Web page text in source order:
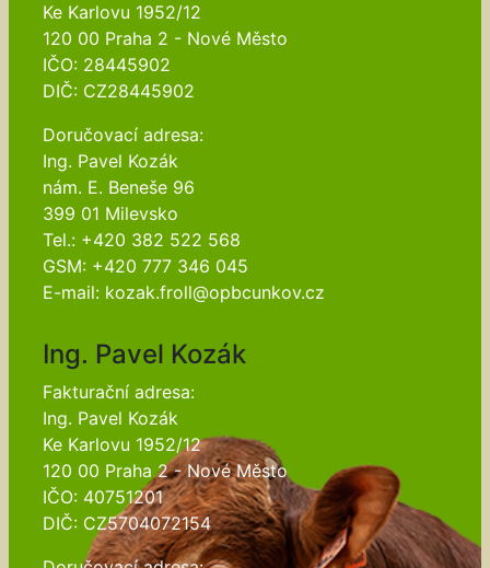
Ke Karlovu 1952/12
120 00 Praha 2 - Nové Město
IČO: 28445902
DIČ: CZ28445902
Doručovací adresa:
Ing. Pavel Kozák
nám. E. Beneše 96
399 01 Milevsko
Tel.: +420 382 522 568
GSM: +420 777 346 045
E-mail: kozak.froll@opbcunkov.cz
Ing. Pavel Kozák
Fakturační adresa:
Ing. Pavel Kozák
Ke Karlovu 1952/12
120 00 Praha 2 - Nové Město
IČO: 40751201
DIČ: CZ5704072154